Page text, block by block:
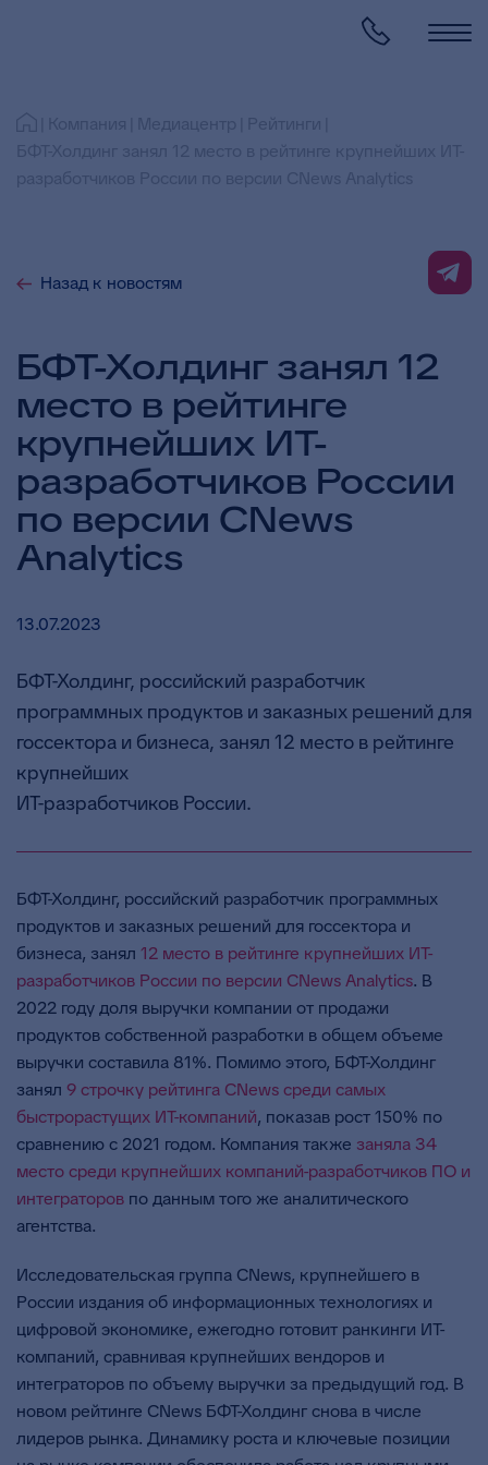
Назад к новостям
БФТ-Холдинг занял 12
место в рейтинге
крупнейших ИТ-
разработчиков России
по версии CNews
Analytics
13.07.2023
БФТ-Холдинг, российский разработчик
программных продуктов и заказных решений для
госсектора и бизнеса, занял 12 место в рейтинге
крупнейших
ИТ-разработчиков России.
БФТ-Холдинг, российский разработчик программных
продуктов и заказных решений для госсектора и
бизнеса, занял 12 место в рейтинге крупнейших ИТ-
разработчиков России по версии CNews Analytics. В
2022 году доля выручки компании от продажи
продуктов собственной разработки в общем объеме
выручки составила 81%. Помимо этого, БФТ-Холдинг
занял 9 строчку рейтинга CNews среди самых
быстрорастущих ИТ-компаний, показав рост 150% по
сравнению с 2021 годом. Компания также заняла 34
место среди крупнейших компаний-разработчиков ПО и
интеграторов по данным того же аналитического
агентства.
Исследовательская группа CNews, крупнейшего в
России издания об информационных технологиях и
цифровой экономике, ежегодно готовит ранкинги ИТ-
компаний, сравнивая крупнейших вендоров и
интеграторов по объему выручки за предыдущий год. В
новом рейтинге CNews БФТ-Холдинг снова в числе
лидеров рынка. Динамику роста и ключевые позиции